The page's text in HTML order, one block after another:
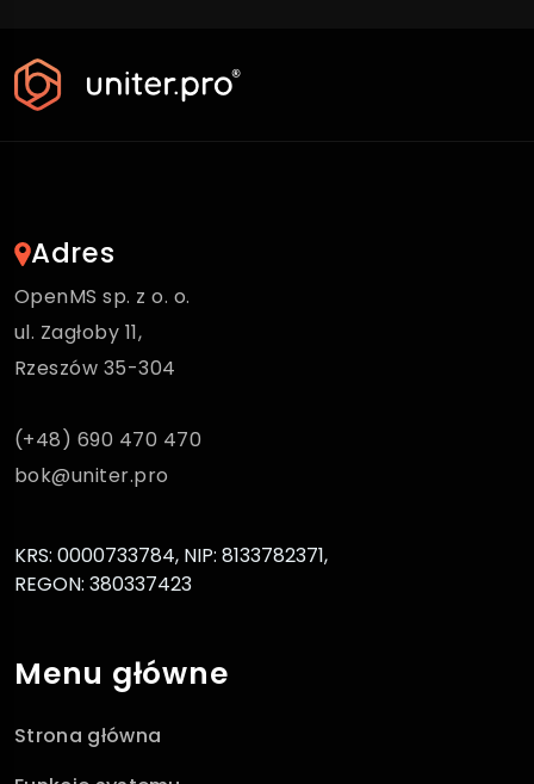
Adres
OpenMS sp. z o. o.
ul. Zagłoby 11,
Rzeszów 35-304
(+48) 690 470 470
bok@uniter.pro
KRS: 0000733784, NIP: 8133782371,
REGON: 380337423
Menu główne
Strona główna